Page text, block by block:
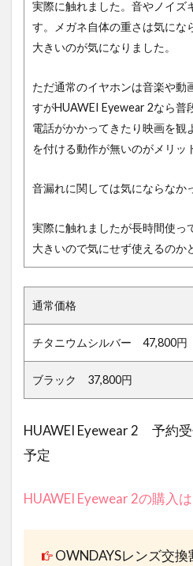
実際に触れました。音やノイズ
す。メガネ自体の重さは気にな
大きいのが気になりました。
ただ通常のイヤホンは音楽や動
すがHUAWEI Eyewear 2なら普
電話がかかってきたり映画を観
を付ける動作が無いのがメリッ
音漏れに関しては気にならなか
実際に触れましたが長時間使っ
大きいので気にせず使えるのか
通常価格
チタニウムシルバー 47,800円
ブラック 37,800円
HUAWEI Eyewear 2 予約
予定
HUAWEI Eyewear 2の購入
OWNDAYSレンズ交